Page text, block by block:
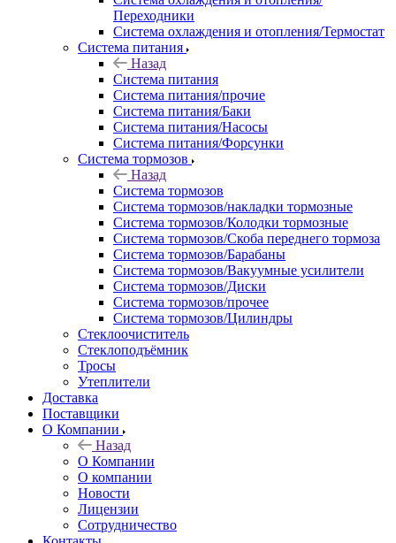
Переходники
Система охлаждения и отопления/Термостат
Система питания
Назад
Система питания
Система питания/прочие
Система питания/Баки
Система питания/Насосы
Система питания/Форсунки
Система тормозов
Назад
Система тормозов
Система тормозов/накладки тормозные
Система тормозов/Колодки тормозные
Система тормозов/Скоба переднего тормоза
Система тормозов/Барабаны
Система тормозов/Вакуумные усилители
Система тормозов/Диски
Система тормозов/прочее
Система тормозов/Цилиндры
Стеклоочиститель
Стеклоподъёмник
Тросы
Утеплители
Доставка
Поставщики
О Компании
Назад
О Компании
О компании
Новости
Лицензии
Сотрудничество